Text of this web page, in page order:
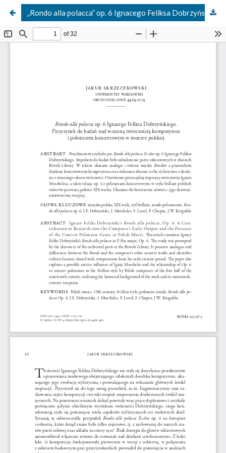
„Rondo alla polacca” op. 6 Ignacego Feliksa Dobrzyńskiego. Przyczynek do badań nad wczesną twórczością kompozytora i polonezem koncertowym w muzyce polskiej